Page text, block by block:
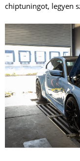
chiptuningot, legyen